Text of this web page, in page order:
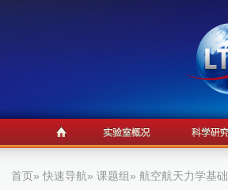
首页»快速导航» 课题组» 航空航天力学基础